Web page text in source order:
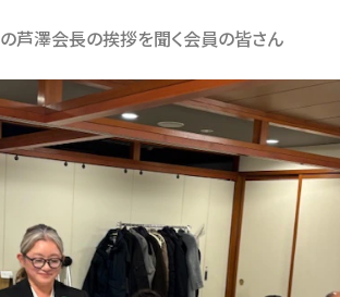
芦澤会長の挨拶を聞く会員の皆さん